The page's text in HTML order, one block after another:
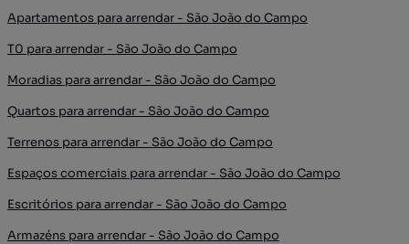
Apartamentos para arrendar - São João do Campo
T0 para arrendar - São João do Campo
Moradias para arrendar - São João do Campo
Quartos para arrendar - São João do Campo
Terrenos para arrendar - São João do Campo
Espaços comerciais para arrendar - São João do Campo
Escritórios para arrendar - São João do Campo
Armazéns para arrendar - São João do Campo